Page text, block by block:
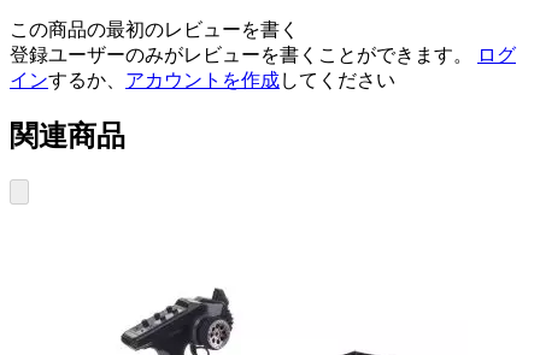
この商品の最初のレビューを書く
登録ユーザーのみがレビューを書くことができます。
ログ
インするか、 アカウントを作成してください
関連商品